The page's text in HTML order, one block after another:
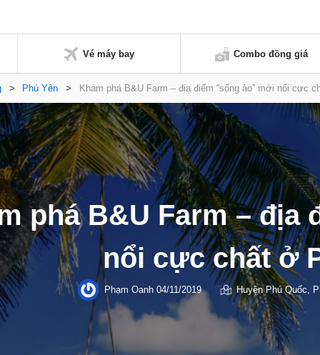
Vé máy bay Combo đồng giá
> Phú Yên > Khám phá B&U Farm – địa điểm “sống ảo” mới nổi cực
phá B&U Farm – địa
nổi cực chất ở
Phạm Oanh04/11/2019 Huyện Phú Quốc